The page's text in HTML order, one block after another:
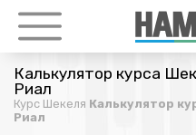
Калькулятор курса
Риал
Курс Шекеля Калькулятор
Риал